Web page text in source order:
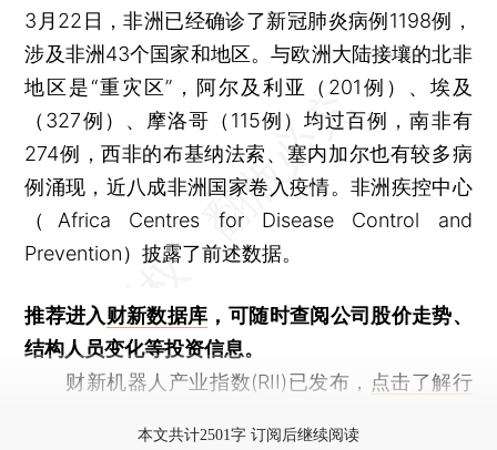
3月22日，非洲已经确诊了新冠肺炎病例1198例，
涉及非洲43个国家和地区。与欧洲大陆接壤的北非
地区是“重灾区”，阿尔及利亚（201例）、埃及
（327例）、摩洛哥（115例）均过百例，南非有
274例，西非的布基纳法索、塞内加尔也有较多病
例涌现，近八成非洲国家卷入疫情。非洲疾控中心
（Africa Centres for Disease Control and
Prevention）披露了前述数据。
推荐进入财新数据库 ，可随时查阅公司股价走势、
结构人员变化等投资信息。
财新机器人产业指数(RII)已发布， 点击了解行
本文共计2501字 订阅后继续阅读